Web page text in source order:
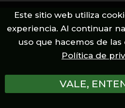
Este sitio web utiliza
experiencia. Al continuar
uso que hacemos de
Política de
VALE,